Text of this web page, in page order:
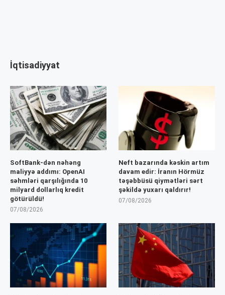
İqtisadiyyat
SoftBank-dən nəhəng
maliyyə addımı: OpenAI
səhmləri qarşılığında 10
milyard dollarlıq kredit
götürüldü!
07/08/2026
Neft bazarında kəskin artım
davam edir: İranın Hörmüz
təşəbbüsü qiymətləri sərt
şəkildə yuxarı qaldırır!
07/08/2026